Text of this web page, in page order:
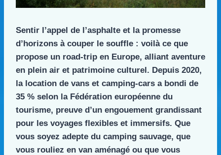
Sentir l’appel de l’asphalte et la promesse
d’horizons à couper le souffle : voilà ce que
propose un road-trip en Europe, alliant aventure
en plein air et patrimoine culturel. Depuis 2020,
la location de vans et camping-cars a bondi de
35 % selon la Fédération européenne du
tourisme, preuve d’un engouement grandissant
pour les voyages flexibles et immersifs. Que
vous soyez adepte du camping sauvage, que
vous rouliez en van aménagé ou que vous